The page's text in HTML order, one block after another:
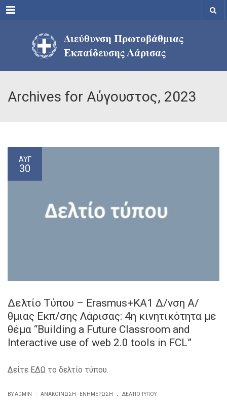
Menu
Archives for Αύγουστος, 2023
ΑΥΓ
30
Δελτίο Τύπου – Erasmus+KA1 Δ/νση Α/
θμιας Εκπ/σης Λάρισας: 4η κινητικότητα με
θέμα “Building a Future Classroom and
Interactive use of web 2.0 tools in FCL”
Δείτε ΕΔΩ το δελτίο τύπου.
BY ADMIN ΑΝΑΚΟΊΝΩΣΗ - ΕΝΗΜΈΡΩΣΗ . ΔΕΛΤΊΟ ΤΎΠΟΥ